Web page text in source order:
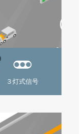
３灯式信号